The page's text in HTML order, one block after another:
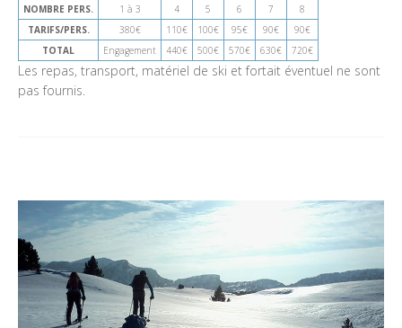
NOMBRE PERS. 1 à 3 4 5 6 7
8
TARIFS/PERS.
380€ 110€ 100€ 95€ 90€
90€
TOTAL
Engagement 440€ 500€ 570€ 630€ 720€
Les repas, transport, matériel de ski et fortait éventuel ne sont
pas fournis.